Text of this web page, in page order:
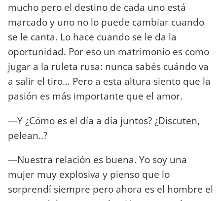
mucho pero el destino de cada uno está
marcado y uno no lo puede cambiar cuando
se le canta. Lo hace cuando se le da la
oportunidad. Por eso un matrimonio es como
jugar a la ruleta rusa: nunca sabés cuándo va
a salir el tiro… Pero a esta altura siento que la
pasión es más importante que el amor.
—Y ¿Cómo es el día a día juntos? ¿Discuten,
pelean..?
—Nuestra relación es buena. Yo soy una
mujer muy explosiva y pienso que lo
sorprendí siempre pero ahora es el hombre el